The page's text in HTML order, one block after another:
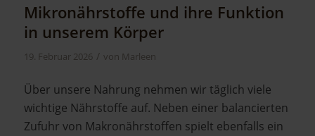
Mikronährstoffe und ihre Funktion
in unserem Körper
19. Februar 2026 / von Marleen
Über unsere Nahrung nehmen wir täglich viele
wichtige Nährstoffe auf. Neben einer balancierten
Zufuhr von Makronährstoffen spielt ebenfalls ein